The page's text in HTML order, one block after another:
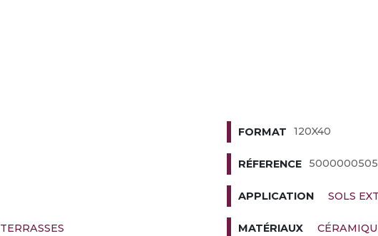
FORMAT 120X40
RÉFERENCE 5000000505
APPLICATION SOLS
TERRASSES MATÉRIAUX